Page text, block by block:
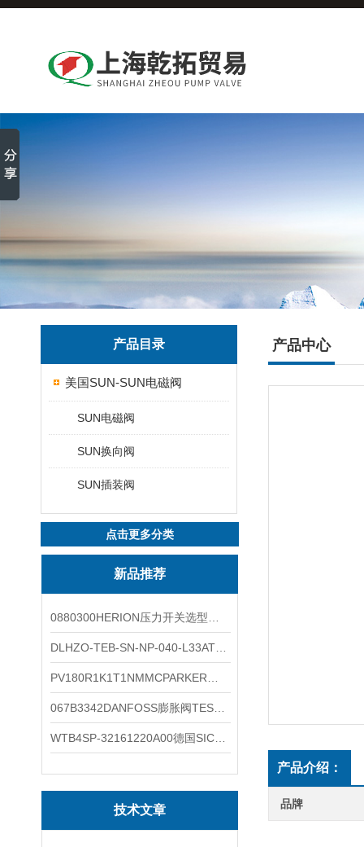
产品目录
美国SUN-SUN电磁阀
SUN电磁阀
SUN换向阀
SUN插装阀
点击更多分类
新品推荐
技术文章
产品中心
产品介绍：
品牌